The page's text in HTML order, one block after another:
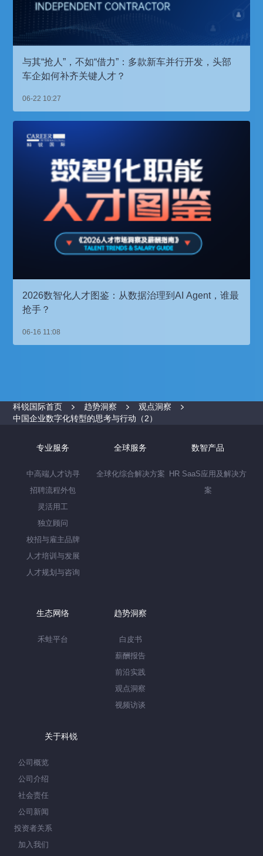
与其“抢人”，不如“借力”：多款新车并行开发，头部
车企如何补齐关键人才？
06-22 10:27
2026数智化人才图鉴：从数据治理到AI Agent，谁最
抢手？
06-16 11:08
科锐国际首页 趋势洞察
观点洞察
中国企业数字化转型的思考与行动（2）
专业服务
中高端人才访寻
招聘流程外包
灵活用工
独立顾问
校招与雇主品牌
人才培训与发展
人才规划与咨询
全球服务
全球化综合解决方案
数智产品
HR SaaS应用及解决方
案
生态网络
禾蛙平台
趋势洞察
白皮书
薪酬报告
前沿实践
观点洞察
视频访谈
关于科锐
公司概览
公司介绍
社会责任
公司新闻
投资者关系
加入我们